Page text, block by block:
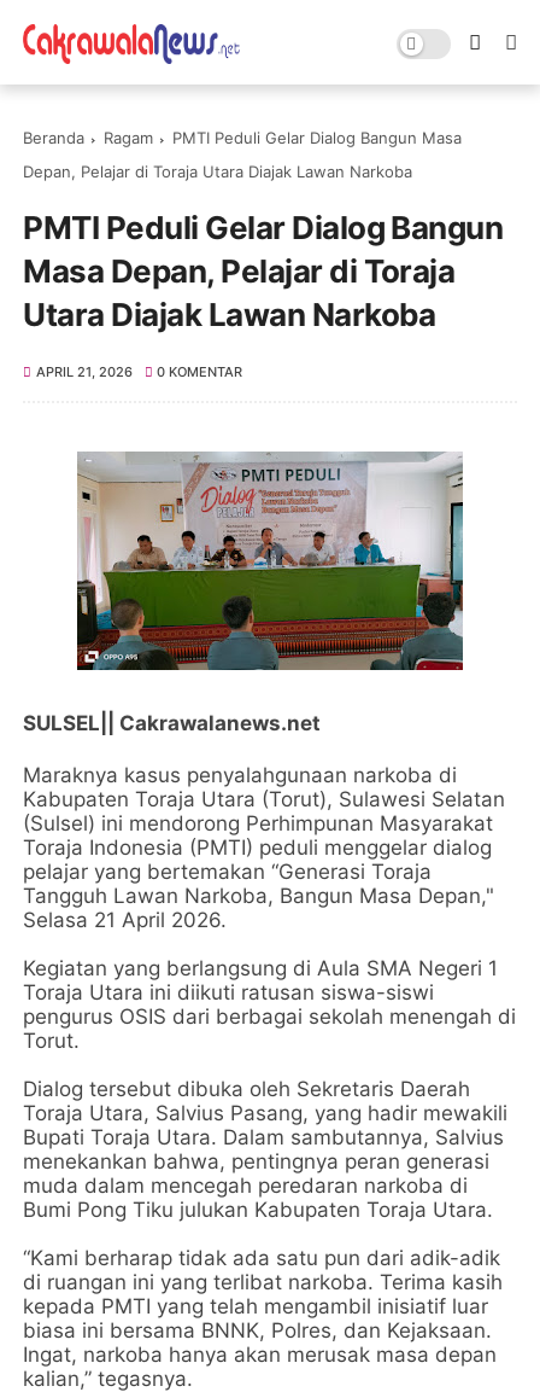
Beranda Ragam
PMTI Peduli Gelar Dialog Bangun Masa
Depan, Pelajar di Toraja Utara Diajak Lawan Narkoba
PMTI Peduli Gelar Dialog Bangun
Masa Depan, Pelajar di Toraja
Utara Diajak Lawan Narkoba
APRIL 21, 2026 0 KOMENTAR
SULSEL|| Cakrawalanews.net
Maraknya kasus penyalahgunaan narkoba di
Kabupaten Toraja Utara (Torut), Sulawesi Selatan
(Sulsel) ini mendorong Perhimpunan Masyarakat
Toraja Indonesia (PMTI) peduli menggelar dialog
pelajar yang bertemakan “Generasi Toraja
Tangguh Lawan Narkoba, Bangun Masa Depan,"
Selasa 21 April 2026.
Kegiatan yang berlangsung di Aula SMA Negeri 1
Toraja Utara ini diikuti ratusan siswa-siswi
pengurus OSIS dari berbagai sekolah menengah di
Torut.
Dialog tersebut dibuka oleh Sekretaris Daerah
Toraja Utara, Salvius Pasang, yang hadir mewakili
Bupati Toraja Utara. Dalam sambutannya, Salvius
menekankan bahwa, pentingnya peran generasi
muda dalam mencegah peredaran narkoba di
Bumi Pong Tiku julukan Kabupaten Toraja Utara.
“Kami berharap tidak ada satu pun dari adik-adik
di ruangan ini yang terlibat narkoba. Terima kasih
kepada PMTI yang telah mengambil inisiatif luar
biasa ini bersama BNNK, Polres, dan Kejaksaan.
Ingat, narkoba hanya akan merusak masa depan
kalian,” tegasnya.